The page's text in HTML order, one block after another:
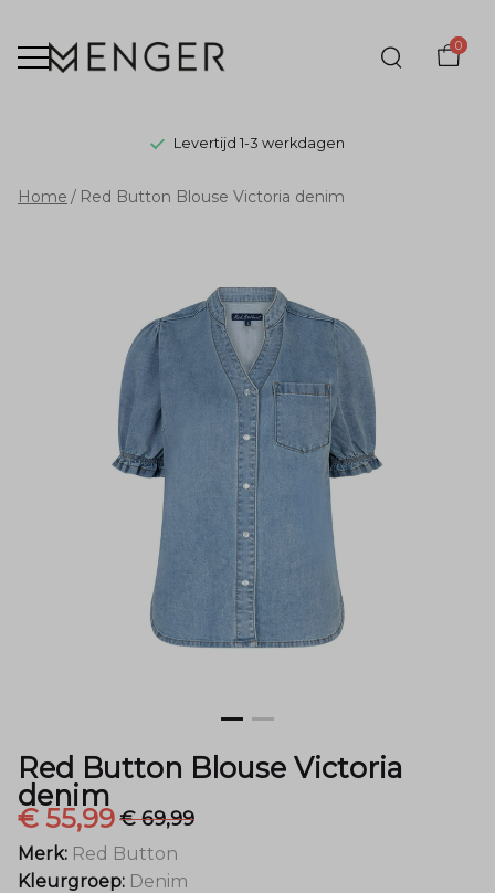
0
Levertijd 1-3 werkdagen
Red
Blouse
Victoria
denim
Menger
Home Red Button Blouse Victoria denim
Red Button Blouse Victoria
denim
€ 55,99€ 69,99
Merk: Red Button
Kleurgroep: Denim